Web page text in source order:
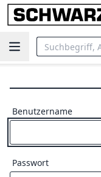
Benutzername
Passwort